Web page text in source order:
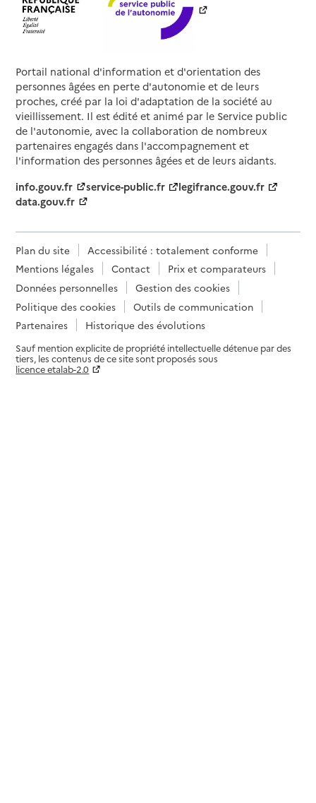
Portail national d'information et d'orientation des
personnes âgées en perte d'autonomie et de leurs
proches, créé par la loi d'adaptation de la société au
vieillissement. Il est édité et animé par le Service public
de l'autonomie, avec la collaboration de nombreux
partenaires engagés dans l'accompagnement et
l'information des personnes âgées et de leurs aidants.
info.gouv.fr
service-public.fr
legifrance.gouv.fr
data.gouv.fr
Plan du site
Accessibilité : totalement conforme
Mentions légales
Contact
Prix et comparateurs
Données personnelles
Gestion des cookies
Politique des cookies
Outils de communication
Partenaires
Historique des évolutions
Sauf mention explicite de propriété intellectuelle détenue par des
tiers, les contenus de ce site sont proposés sous
licence etalab-2.0